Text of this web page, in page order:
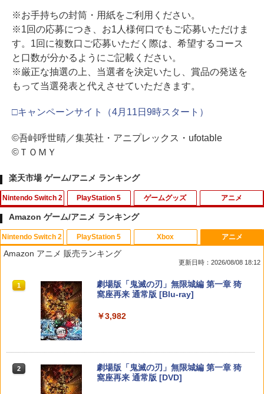
※お手持ちの封筒・用紙をご利用ください。
※1回の応募につき、お1人様何口でもご応募いただけま
す。1回に複数口ご応募いただく際は、希望するコース
と口数が分かるようにご記載ください。
※厳正な抽選の上、当選者を決定いたし、賞品の発送を
もって当選発表と代えさせていただきます。
□キャンペーンサイト（4月11日9時スタート）
©吾峠呼世晴／集英社・アニプレックス・ufotable
©ＴＯＭＹ
楽天市場 ゲーム/アニメ ランキング
Nintendo Switch 2
1
【特典】ドラゴンクエストモンスターズ
4 枯れ木の国のビアンカ・フローラ S
witch2版(【早期購入封入特典】冒険ス
￥7,623
オブ ザ ワイルド Nintendo Switch 2 Ed
ンセツ ブレス オブ ザ ワイルド]
PlayStation 5
1
【中古】PS5龍が如く8外伝 Pirates i
n Hawaii
orner】
ゲームグッズ
1
【中古】グランド・セフト・オートV
【CEROレーティング「Z」】 - PS3
￥549
アニメ
1
バイオハザード:ヴェンデッタ スペシャ
ル・プライス【Blu-ray】 [ ケビン・ドー
￥1,369
株式会社カプコン ]
￥1,369
Amazon ゲーム/アニメ ランキング
Nintendo Switch 2
1
スプラトゥーン レイダース|オンライン
コード版
￥5,832
2 スプラトゥーン レイダース -Switch2
PlayStation 5
1
PlayStation 5 デジタル・エディション
日本語専用 Console Language: Japan
2
Beast of Reincarnation -PS5 【特典】
プロダクトコード 封入
Xbox
1
【純正品】Xbox ワイヤレス コントロー
ラー + USB-C® ケーブル
￥8,300
ラー (ロボット ホワイト)
アニメ
Amazon アニメ 販売ランキング
更新日時：2026/08/08 18:12
1
劇場版「鬼滅の刃」無限城編 第一章 猗
窩座再来 通常版 [Blu-ray]
￥3,982
2
劇場版「鬼滅の刃」無限城編 第一章 猗
窩座再来 通常版 [DVD]